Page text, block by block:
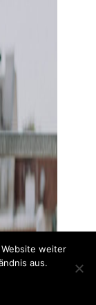
weiter
aus.